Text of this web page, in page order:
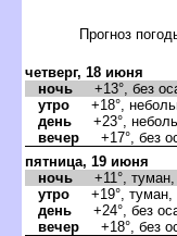
Прогноз
четверг, 18 июня
ночь +13°, без
утро +18°,
день +23°,
ечер +17°, без
пятница, 19 июня
ночь +11°, туман,
утро +19°, туман,
день +24°, без
ечер +18°, без